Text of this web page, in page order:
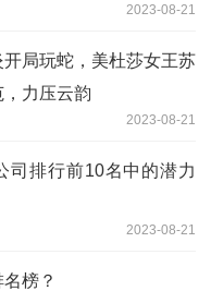
2023-08-21
局玩蛇，美杜莎女王苏
力压云韵
2023-08-21
司排行前10名中的潜力
2023-08-21
榜？